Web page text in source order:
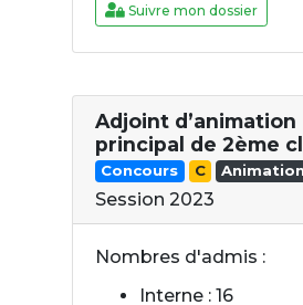
Suivre mon dossier
Adjoint d’animation
principal de 2ème
Concours C Animation
Session 2023
Nombres d'admis :
Interne : 16